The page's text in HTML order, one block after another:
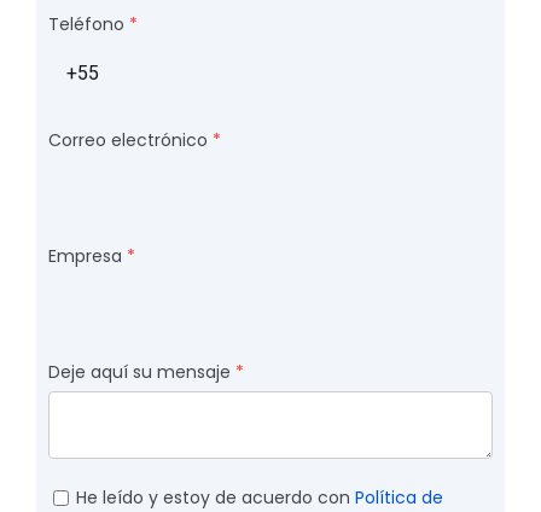
Teléfono
Correo electrónico
Empresa
Deje aquí su mensaje
He leído y estoy de acuerdo con Política de